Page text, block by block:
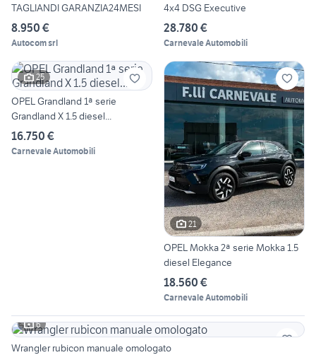
TAGLIANDI GARANZIA24MESI
8.950 €
Autocom srl
4x4 DSG Executive
28.780 €
Carnevale Automobili
25
OPEL Grandland 1ª serie
Grandland X 1.5 diesel...
16.750 €
Carnevale Automobili
21
OPEL Mokka 2ª serie Mokka 1.5
diesel Elegance
18.560 €
Carnevale Automobili
6
Wrangler rubicon manuale omologato